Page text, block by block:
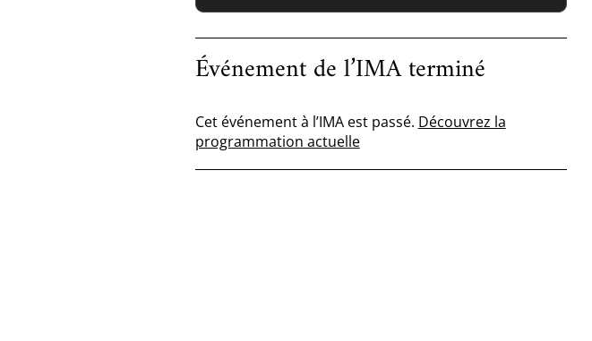
Événement de l’IMA terminé
Cet événement à l’IMA est passé. Découvrez la
programmation actuelle